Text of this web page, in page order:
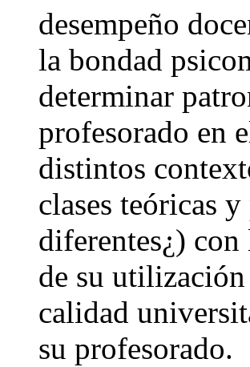
desempeño
la bondad
determinar
profesorado en
distintos
clases teóricas
diferentes¿)
de su
calidad
su profesorado.